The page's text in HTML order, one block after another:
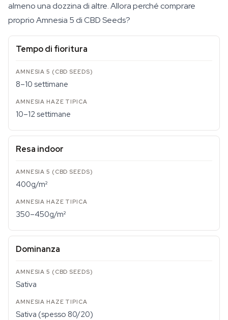
almeno una dozzina di altre. Allora perché comprare
proprio Amnesia 5 di CBD Seeds?
Tempo di fioritura
8–10 settimane
10–12 settimane
Resa indoor
400g/m²
350–450g/m²
Dominanza
Sativa
Sativa (spesso 80/20)